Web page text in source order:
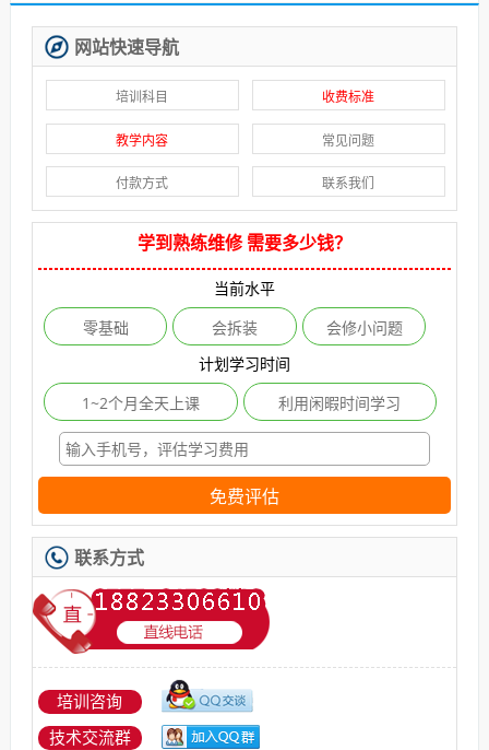
网站快速导航
培训科目 收费标准
教学内容 常见问题
付款方式 联系我们
学到熟练维修 需要多少钱？
当前水平
零基础
会拆装
会修小问题
计划学习时间
1~2个月全天上课
利用闲暇时间学习
免费评估
联系方式
培训咨询
技术交流群